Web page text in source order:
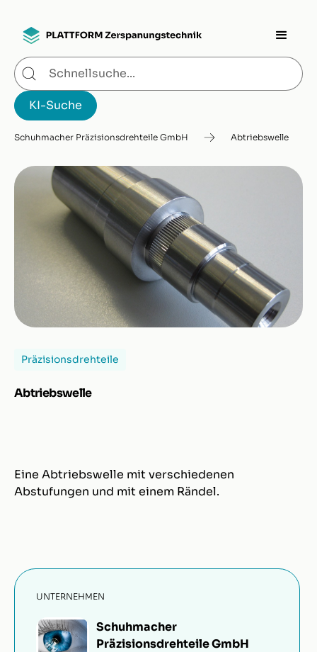
Schuhmacher Präzisionsdrehteile GmbH Abtriebswelle
Präzisionsdrehteile
Abtriebswelle
Eine Abtriebswelle mit verschiedenen
Abstufungen und mit einem Rändel.
UNTERNEHMEN
Schuhmacher
Präzisionsdrehteile GmbH